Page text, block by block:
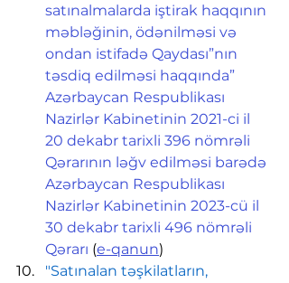
satınalmalarda iştirak haqqının
məbləğinin, ödənilməsi və
ondan istifadə Qaydası”nın
təsdiq edilməsi haqqında”
Azərbaycan Respublikası
Nazirlər Kabinetinin 2021-ci il
20 dekabr tarixli 396 nömrəli
Qərarının ləğv edilməsi barədə
Azərbaycan Respublikası
Nazirlər Kabinetinin 2023-cü il
30 dekabr tarixli 496 nömrəli
Qərarı (e-qanun)
"Satınalan təşkilatların,